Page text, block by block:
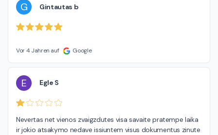
G Gintautas b
Vor 4 Jahren auf Google
E Egle S
Nevertas net vienos zvaigzdutes visa savaite pratempe laika
ir jokio atsakymo nedave issiuntem visus dokumentus zinute